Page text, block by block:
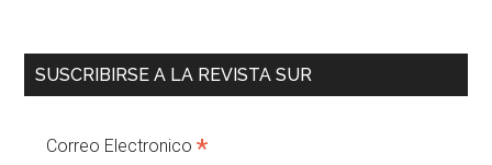
SUSCRIBIRSE A LA REVISTA SUR
Correo Electronico*